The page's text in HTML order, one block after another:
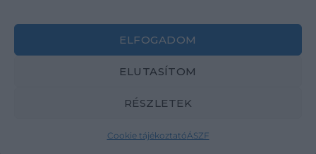
ELFOGADOM
ELUTASÍTOM
RÉSZLETEK
Cookie tájékoztatóÁSZF
Kövesse a műtárgy.com-ot